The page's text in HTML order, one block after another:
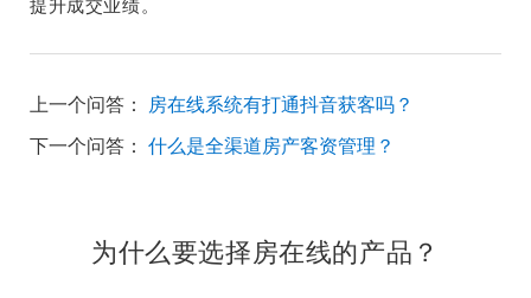
提升成交业绩。
上一个问答： 房在线系统有打通抖音获客吗？
下一个问答： 什么是全渠道房产客资管理？
为什么要选择房在线的产品？